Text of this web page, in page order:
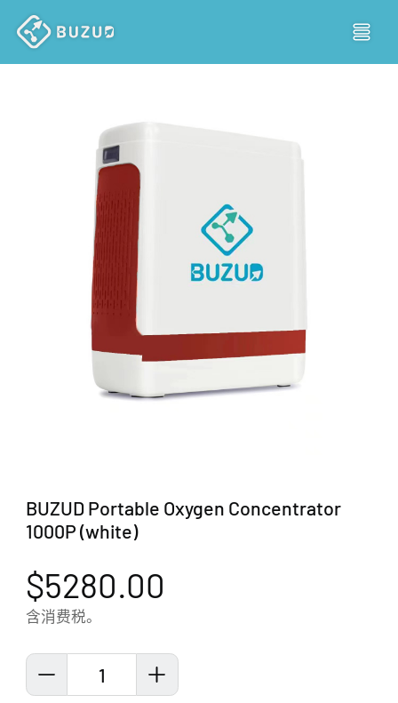
BUZUD Portable Oxygen Concentrator
1000P (white)
$5280.00
含消费税。
1